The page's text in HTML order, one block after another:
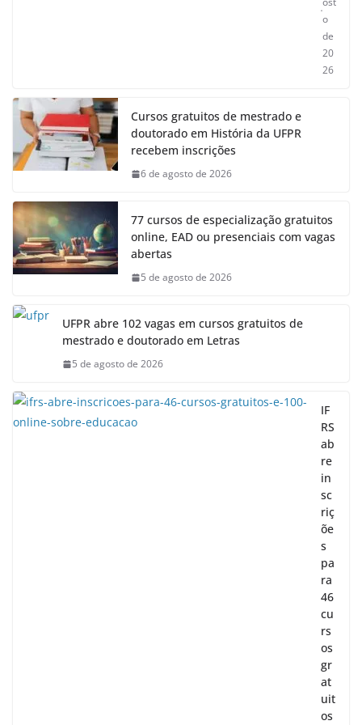
o
de
20
26
Cursos gratuitos de mestrado e
doutorado em História da UFPR
recebem inscrições
6 de agosto de 2026
77 cursos de especialização gratuitos
online, EAD ou presenciais com vagas
abertas
5 de agosto de 2026
UFPR abre 102 vagas em cursos gratuitos de
mestrado e doutorado em Letras
5 de agosto de 2026
IF
RS
ab
re
in
sc
riç
õe
s
pa
ra
46
cu
rs
os
gr
at
uit
os